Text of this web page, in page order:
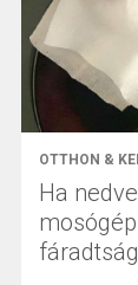
OTTHON &
Ha